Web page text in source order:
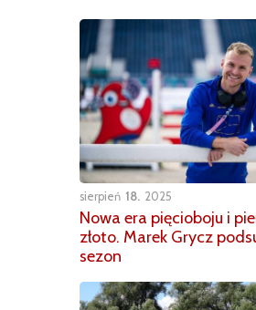
sierpień 18 2025
Nowa era pięcioboju i
złoto. Marek Grycz
sezon